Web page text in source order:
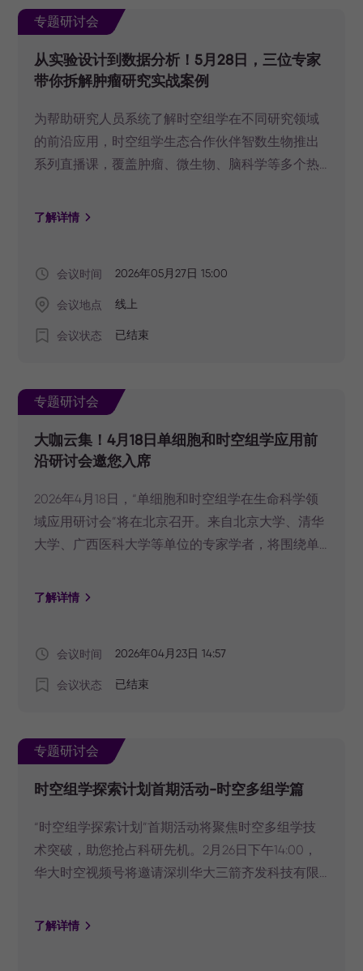
专题研讨会
从实验设计到数据分析！5月28日，三位专家
带你拆解肿瘤研究实战案例
为帮助研究人员系统了解时空组学在不同研究领域
的前沿应用，时空组学生态合作伙伴智数生物推出
系列直播课，覆盖肿瘤、微生物、脑科学等多个热
启。三位行业专家将围绕肿瘤研究展开分享，以乳
理从实验设计到数据分析的全流程；同时全面介绍
DCSP多组学平台。 直播中还有精美礼品放送，感
播。
了解详情
会议时间 2026年05月27日 15:00
会议地点 线上
会议状态 已结束
专题研讨会
大咖云集！4月18日单细胞和时空组学应用前
沿研讨会邀您入席
2026年4月18日，“单细胞和时空组学在生命科学领
域应用研讨会”将在北京召开。来自北京大学、清华
大学、广西医科大学等单位的专家学者，将围绕单
了解详情
会议时间 2026年04月23日 14:57
会议状态 已结束
专题研讨会
时空组学探索计划首期活动-时空多组学篇
“时空组学探索计划”首期活动将聚焦时空多组学技
术突破，助您抢占科研先机。2月26日下午14:00，
华大时空视频号将邀请深圳华大三箭齐发科技有限
在研新技术及首期活动进行详细介绍。点击按钮预
了解详情